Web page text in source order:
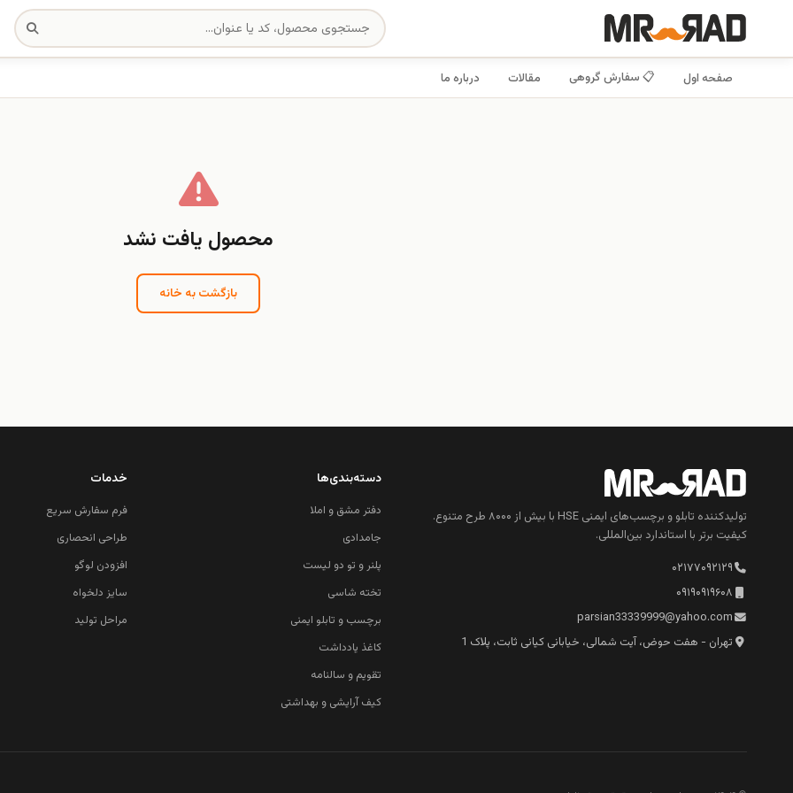
صفحه اول 📋 سفارش گروهی مقالات درباره ما
محصول یافت نشد
بازگشت به خانه
تولیدکننده تابلو و برچسب‌های ایمنی HSE با بیش از ۸۰۰۰ طرح متنوع.
کیفیت برتر با استاندارد بین‌المللی.
۰۲۱۷۷۰۹۲۱۲۹
۰۹۱۹۰۹۱۹۶۰۸
parsian33339999@yahoo.com
تهران - هفت حوض، آیت شمالی، خیابانی کیانی ثابت، پلاک 1
دسته‌بندی‌ها
دفتر مشق و املا
جامدادی
پلنر و تو دو لیست
تخته شاسی
برچسب و تابلو ایمنی
کاغذ یادداشت
تقویم و سالنامه
کیف آرایشی و بهداشتی
خدمات
فرم سفارش سریع
طراحی انحصاری
افزودن لوگو
سایز دلخواه
مراحل تولید